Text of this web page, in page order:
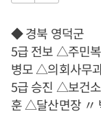
◆ 경북 영덕군
5급 전보 △주민
병모 △의회사무
5급 승진 △보건
훈 △달산면장 〃